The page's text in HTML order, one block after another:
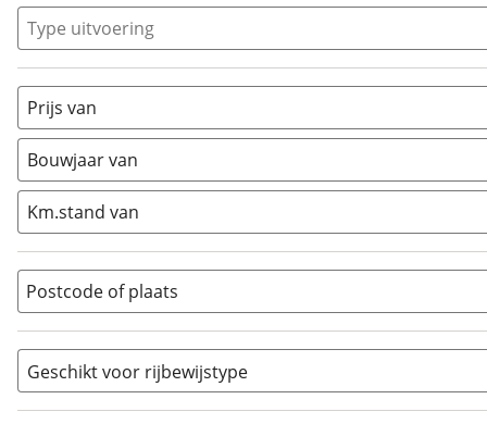
Classic (5)
Crosser (44)
Cruiser (18)
Enduro
Motorscooter (179)
Naked (731)
Overig (461)
Quad (26)
Racer ( 0)
Rally (0)
Sport
Sport Touring (140)
Type uitvoering
Prijs van
Bouwjaar van
Km.stand van
Postcode of plaats
Geschikt voor rijbewijstype
A (7)